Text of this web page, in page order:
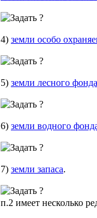
4) земли особо
5) земли лесного фонда
6) земли водного
7) земли запаса.
п.2 имеет несколько